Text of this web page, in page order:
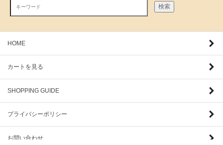
検索
HOME
カートを見る
SHOPPING GUIDE
プライバシーポリシー
お問い合わせ